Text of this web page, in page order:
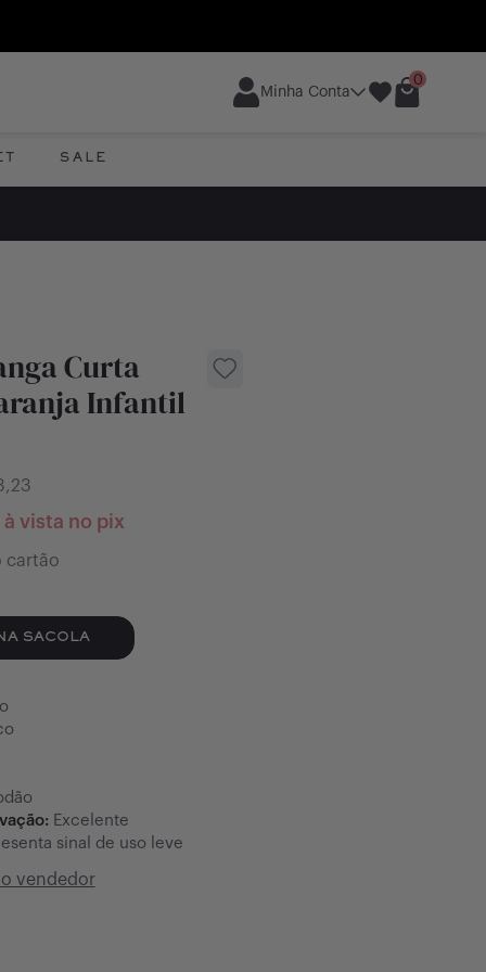
Minha Conta
0
SALE
Curta
Infantil
à vista no pix
cartão
SACOLA
Excelente
sinal de uso leve
vendedor